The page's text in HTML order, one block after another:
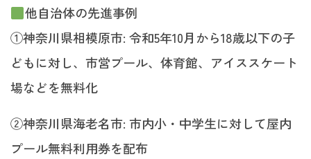
他自治体の先進事例
①神奈川県相模原市: 令和5年10月から18歳以下の子
どもに対し、市営プール、体育館、アイススケート
場などを無料化
②神奈川県海老名市: 市内小・中学生に対して屋内
プール無料利用券を配布